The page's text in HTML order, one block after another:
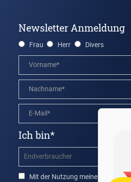
Newsletter Anmeldung
Frau Herr Divers
Ich bin*
Mit der Nutzung meiner Daten